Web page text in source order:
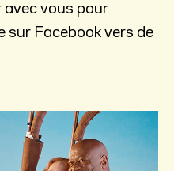
vous pour
sur Facebook vers de